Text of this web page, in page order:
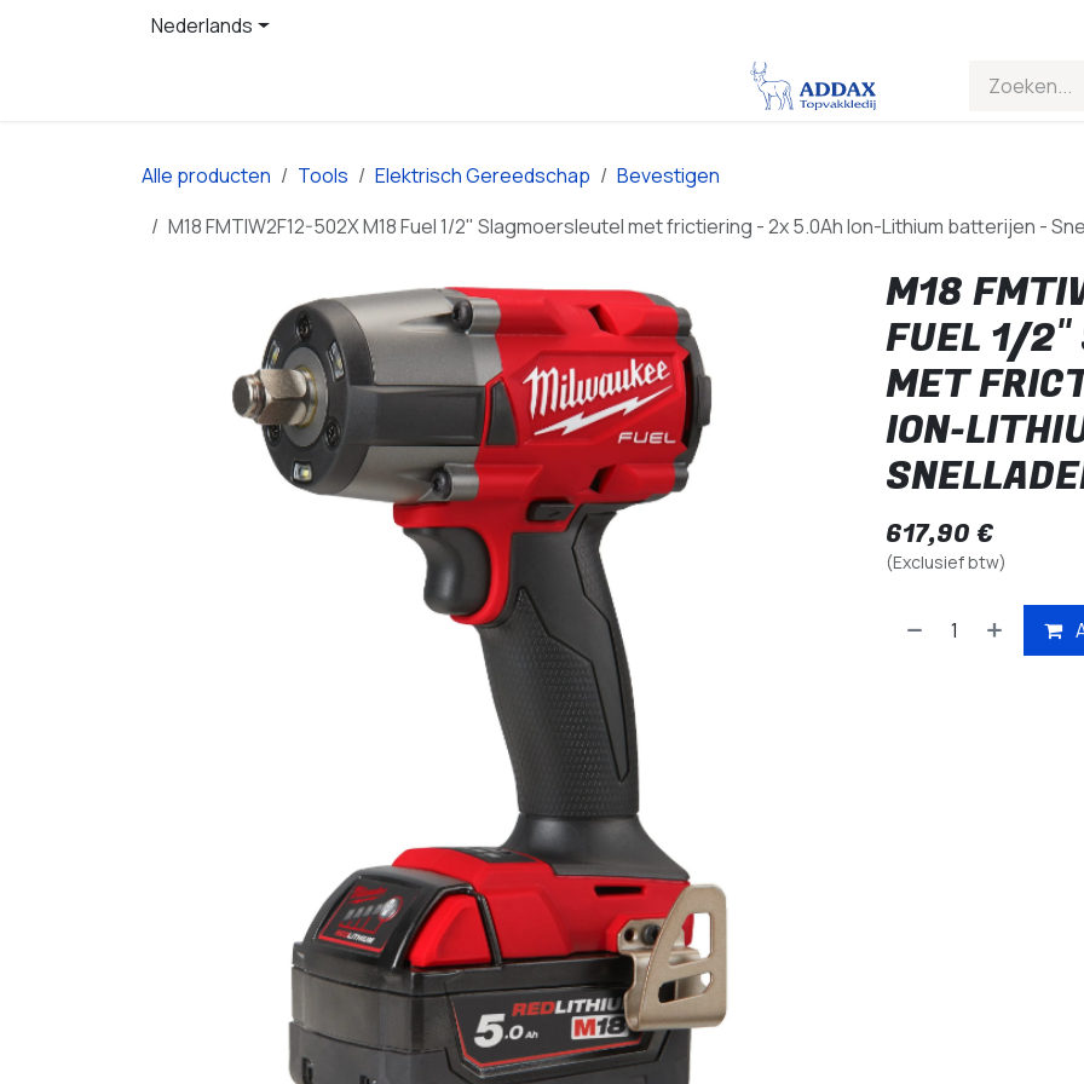
Overslaan naar inhoudNederlands
Alle producten Tools Elektrisch Gereedschap
Bevestigen
M18 FMTIW2F12-502X M18 Fuel 1/2" Slagmoersleutel met frictiering - 2x 5.0Ah Ion-Lithium batterijen -
M18
FUEL 1/2"
MET
ION-
617,90 €
(Exclusief btw)